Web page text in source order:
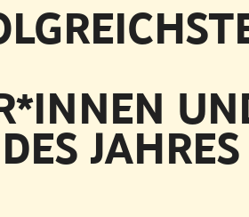
JAHRES